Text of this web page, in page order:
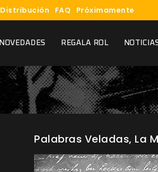
Distribución FAQ Próximamente
NOVEDADES REGALA ROL
Palabras Veladas, La